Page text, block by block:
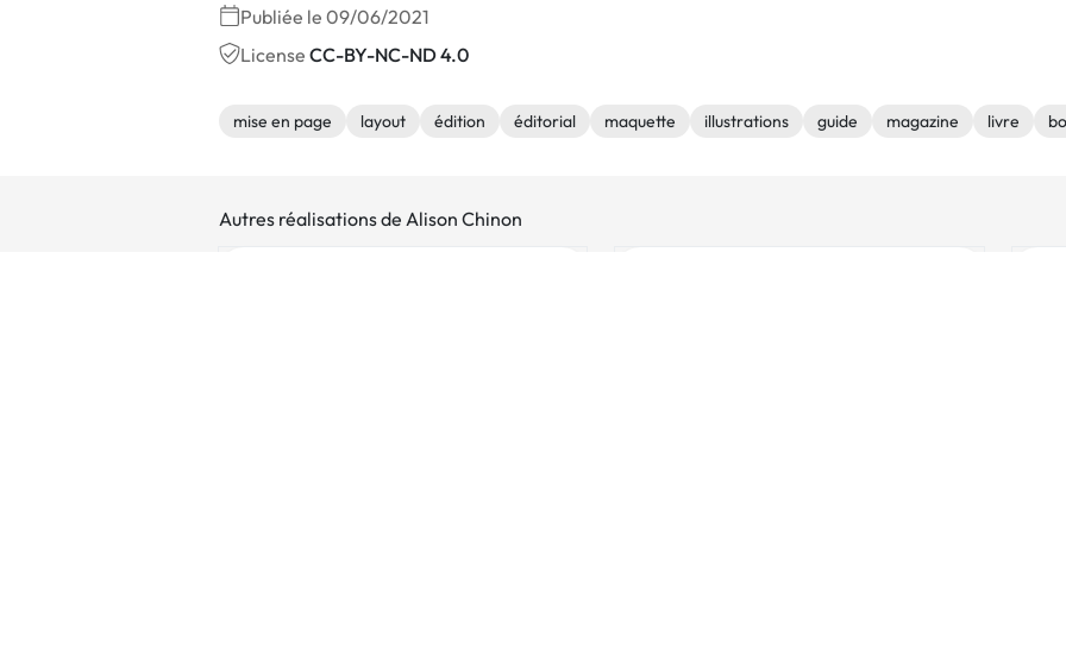
Publiée le 09/06/2021
License CC-BY-NC-ND 4.0
mise en page layout édition éditorial maquette illustrations guide magazine livre
Autres réalisations de Alison Chinon